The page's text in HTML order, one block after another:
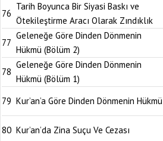
76
Tarih Boyunca Bir Siyasi Baskı ve
Ötekileştirme Aracı Olarak Zındıklık
77
Geleneğe Göre Dinden Dönmenin
Hükmü (Bölüm 2)
78
Geleneğe Göre Dinden Dönmenin
Hükmü (Bölüm 1)
79 Kur’an’a Göre Dinden Dönmenin Hükmü
80 Kur’an’da Zina Suçu Ve Cezası